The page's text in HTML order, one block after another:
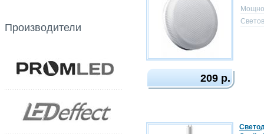
Производители
209 р.